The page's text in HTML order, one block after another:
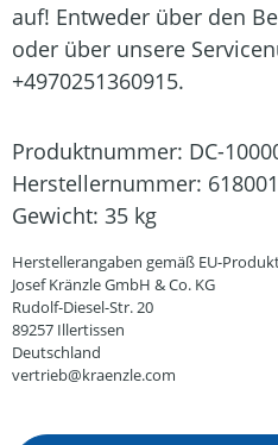
auf! Entweder über den
oder über unsere
+4970251360915.
Produktnummer: DC-
Herstellernummer: 618001
Gewicht: 35 kg
Herstellerangaben gemäß EU-
Josef Kränzle GmbH & Co. KG
Rudolf-Diesel-Str. 20
89257 Illertissen
Deutschland
vertrieb@kraenzle.com